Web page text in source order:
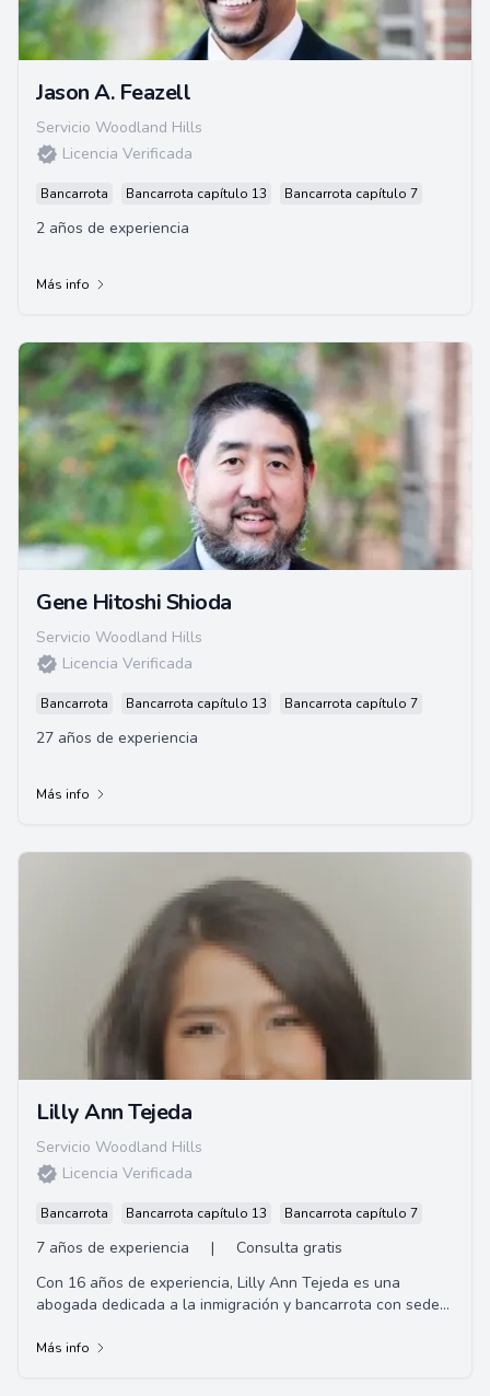
Jason A. Feazell
Servicio Woodland Hills
Licencia Verificada
Bancarrota Bancarrota capítulo 13 Bancarrota capítulo 7
2 años de experiencia
Más info
Gene Hitoshi Shioda
Servicio Woodland Hills
Licencia Verificada
Bancarrota Bancarrota capítulo 13 Bancarrota capítulo 7
27 años de experiencia
Más info
Lilly Ann Tejeda
Servicio Woodland Hills
Licencia Verificada
Bancarrota Bancarrota capítulo 13 Bancarrota capítulo 7
7 años de experiencia |
Consulta gratis
Con 16 años de experiencia, Lilly Ann Tejeda es una
abogada dedicada a la inmigración y bancarrota con sede
Más info